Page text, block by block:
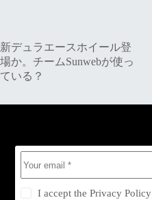
新デュラエースホイール登
場か。チームSunwebが使っ
ている？
I accept thePrivacy Policy